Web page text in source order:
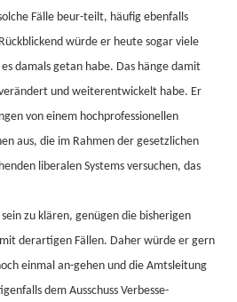
Fälle beur-teilt, häufig ebenfalls
würde er heute sogar viele
damals getan habe. Das hänge damit
und weiterentwickelt habe. Er
von einem hochprofessionellen
aus, die im Rahmen der gesetzlichen
liberalen Systems versuchen, das
sein zu klären, genügen die bisherigen
derartigen Fällen. Daher würde er gern
einmal an-gehen und die Amtsleitung
dem Ausschuss Verbesse-